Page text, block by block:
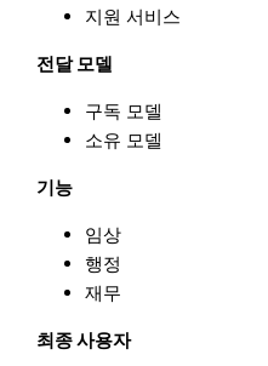
지원 서비스
전달 모델
구독 모델
소유 모델
기능
임상
행정
재무
최종 사용자